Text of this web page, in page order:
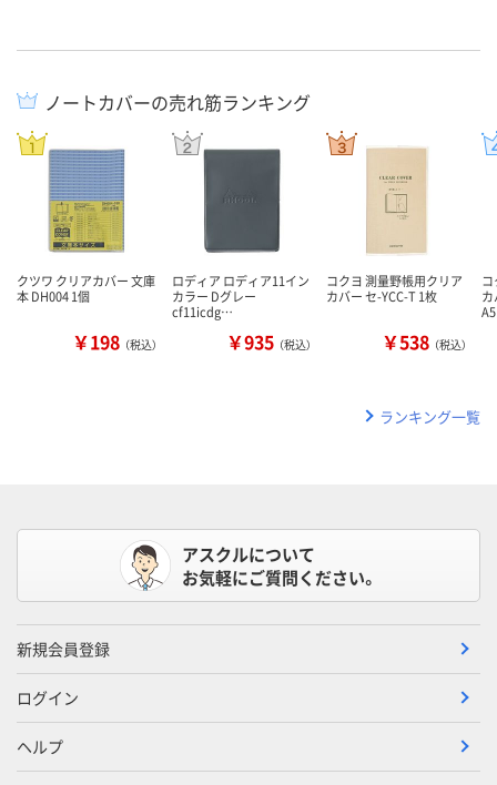
ノートカバーの売れ筋ランキング
クツワ クリアカバー 文庫
本 DH004 1個
￥198 （税込）
ロディア ロディア11イン
カラー Dグレー
cf11icdg…
￥935 （税込）
コクヨ 測量野帳用クリア
カバー セ-YCC-T 1枚
￥538 （税込）
ランキング一覧
アスクルについて
お気軽にご質問ください。
新規会員登録
ログイン
ヘルプ